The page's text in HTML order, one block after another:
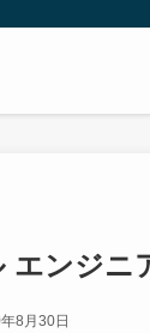
エンジ
8月30日